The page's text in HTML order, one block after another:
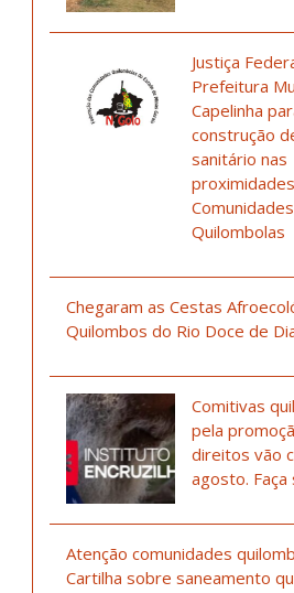
Justiça
Prefeitura
Capelinha
construção
sanitário nas
Comunidades
Quilombolas
Chegaram as Cestas
Quilombos do Rio Doce de
Comitivas
pela
direitos vão
agosto. Faça
Atenção comunidades
Cartilha sobre saneamento